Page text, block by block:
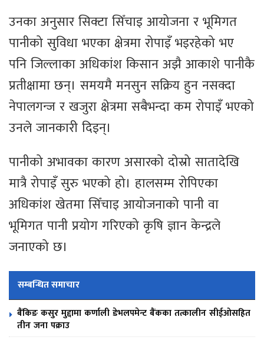
उनका अनुसार सिक्टा सिँचाइ आयोजना र भूमिगत
पानीको सुविधा भएका क्षेत्रमा रोपाइँ भइरहेको भए
पनि जिल्लाका अधिकांश किसान अझै आकाशे पानीकै
प्रतीक्षामा छन्। समयमै मनसुन सक्रिय हुन नसक्दा
नेपालगन्ज र खजुरा क्षेत्रमा सबैभन्दा कम रोपाइँ भएको
उनले जानकारी दिइन्।
पानीको अभावका कारण असारको दोस्रो सातादेखि
मात्रै रोपाइँ सुरु भएको हो। हालसम्म रोपिएका
अधिकांश खेतमा सिँचाइ आयोजनाको पानी वा
भूमिगत पानी प्रयोग गरिएको कृषि ज्ञान केन्द्रले
जनाएको छ।
सम्बन्धित समाचार
बैंकिङ कसुर मुद्दामा कर्णाली डेभलपमेन्ट बैंकका तत्कालीन सीईओसहित
तीन जना पक्राउ